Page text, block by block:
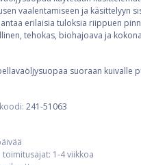
vaalentamiseen ja käsittelyyn
erilaisia tuloksia riippuen
tehokas, biohajoava ja
suoraan kuivalle
241-51063
1-4 viikkoa